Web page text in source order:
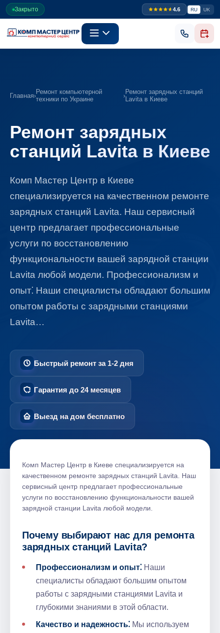
Закрыто 4.6 RU UK
Главная›Ремонт компьютерной
техники по Украине
›Ремонт зарядных станций
Lavita в Киеве
Ремонт зарядных
станций Lavita в Киеве
Комп Мастер Центр в Киеве
специализируется на качественном ремонте
зарядных станций Lavita. Наш сервисный
центр предлагает профессиональные
услуги по восстановлению
функциональности вашей зарядной станции
Lavita любой модели. Профессионализм и
опыт⁚ Наши специалисты обладают большим
опытом работы с зарядными станциями
Lavita…
Быстрый ремонт за 1-2 дня
Гарантия до 24 месяцев
Выезд на дом бесплатно
Комп Мастер Центр в Киеве специализируется на
качественном ремонте зарядных станций Lavita. Наш
сервисный центр предлагает профессиональные
услуги по восстановлению функциональности вашей
зарядной станции Lavita любой модели.
Почему выбирают нас для ремонта
зарядных станций Lavita?​
Профессионализм и опыт⁚ Наши
специалисты обладают большим опытом
работы с зарядными станциями Lavita и
глубокими знаниями в этой области.​
Качество и надежность⁚ Мы используем